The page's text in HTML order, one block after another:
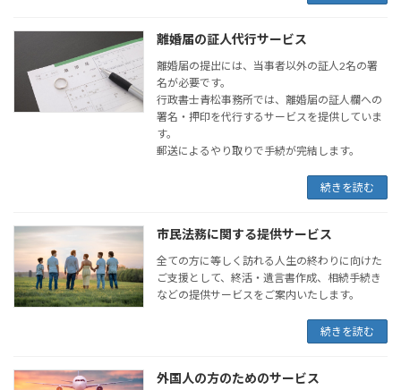
離婚届の証人代行サービス
離婚届の提出には、当事者以外の証人2名の署
名が必要です。
行政書士青松事務所では、離婚届の証人欄への
署名・押印を代行するサービスを提供していま
す。
郵送によるやり取りで手続が完結します。
続きを読む
市民法務に関する提供サービス
全ての方に等しく訪れる人生の終わりに向けた
ご支援として、終活・遺言書作成、相続手続き
などの提供サービスをご案内いたします。
続きを読む
外国人の方のためのサービス